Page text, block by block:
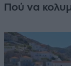
Πού να